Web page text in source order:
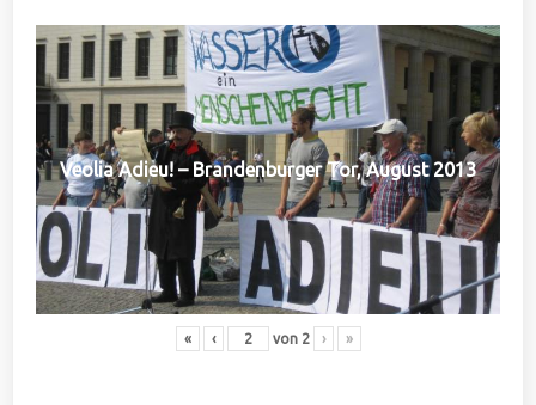
Veolia Adieu! – Brandenburger Tor, August 2013
« ‹ von 2 › »